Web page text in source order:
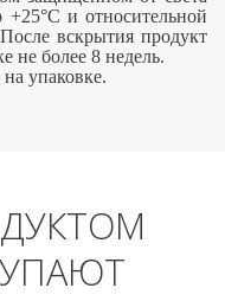
+25°С и относительной
вскрытия продукт
не более 8 недель.
упаковке.